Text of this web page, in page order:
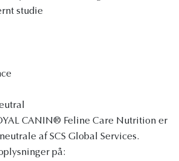
studie
CANIN® Feline Care Nutrition er
af SCS Global Services.
på: